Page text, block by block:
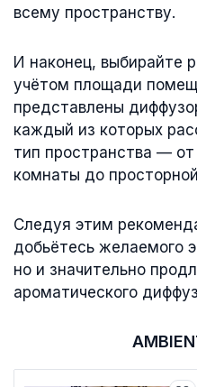
всему пространству.
И наконец, выбирайте
учётом площади
представлены
каждый из которых
тип пространства —
комнаты до
Следуя этим
добьётесь желаемого
но и значительно
ароматического